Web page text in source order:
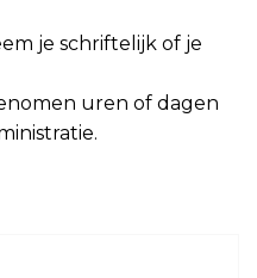
je schriftelijk of je
uren of dagen